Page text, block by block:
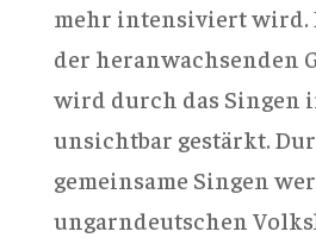
mehr intensiviert wird.
der heranwachsenden
wird durch das Singen
unsichtbar gestärkt.
gemeinsame Singen
ungarndeutschen